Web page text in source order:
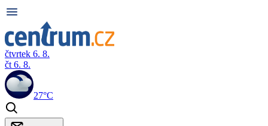
čtvrtek 6. 8.
čt 6. 8.
27°C